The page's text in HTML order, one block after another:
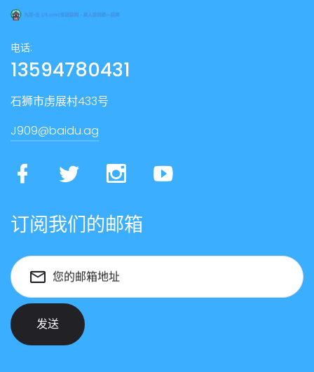
电话:
13594780431
石狮市虏展村433号
J909@baidu.ag
订阅我们的邮箱
您的邮箱地址
发送